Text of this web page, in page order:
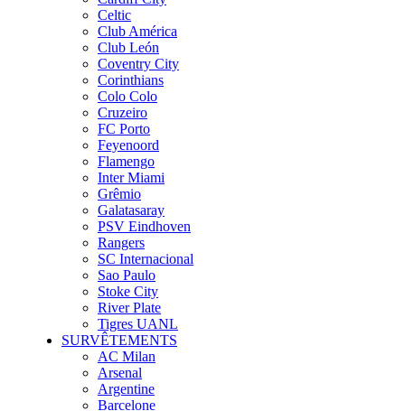
Celtic
Club América
Club León
Coventry City
Corinthians
Colo Colo
Cruzeiro
FC Porto
Feyenoord
Flamengo
Inter Miami
Grêmio
Galatasaray
PSV Eindhoven
Rangers
SC Internacional
Sao Paulo
Stoke City
River Plate
Tigres UANL
SURVÊTEMENTS
AC Milan
Arsenal
Argentine
Barcelone